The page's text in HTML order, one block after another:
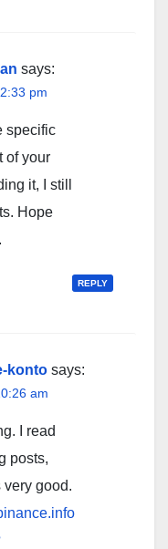
says:
pm
specific
of your
it, I still
Hope
REPLY
konto says:
am
I read
posts,
good.